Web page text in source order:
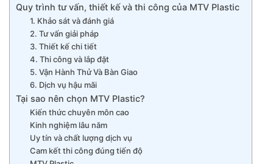
Quy trình tư vấn, thiết kế và thi công của MTV Plastic
1. Khảo sát và đánh giá
2. Tư vấn giải pháp
3. Thiết kế chi tiết
4. Thi công và lắp đặt
5. Vận Hành Thử Và Bàn Giao
6. Dịch vụ hậu mãi
Tại sao nên chọn MTV Plastic?
Kiến thức chuyên môn cao
Kinh nghiệm lâu năm
Uy tín và chất lượng dịch vụ
Cam kết thi công đúng tiến độ